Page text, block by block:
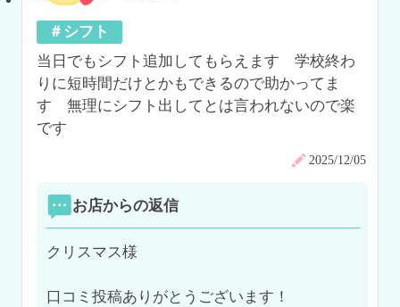
＃シフト
当日でもシフト追加してもらえます　学校終わ
りに短時間だけとかもできるので助かってま
す　無理にシフト出してとは言われないので楽
です
2025/12/05
お店からの返信
クリスマス様
口コミ投稿ありがとうございます！